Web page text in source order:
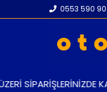
0553 590